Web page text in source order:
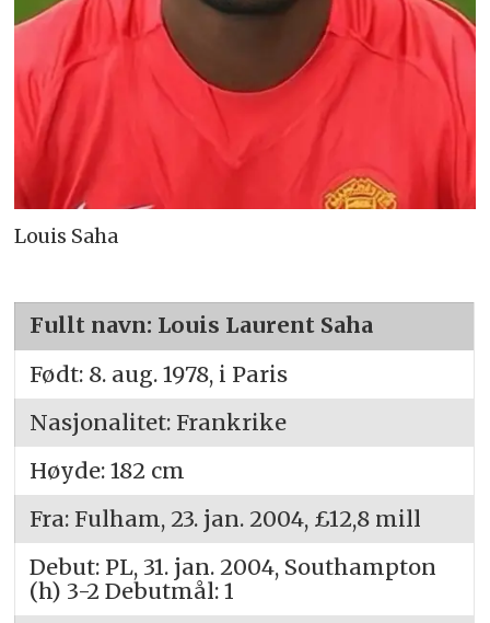
Louis Saha
Fullt navn: Louis Laurent Saha
Født: 8. aug. 1978, i Paris
Nasjonalitet: Frankrike
Høyde: 182 cm
Fra: Fulham, 23. jan. 2004, £12,8 mill
Debut: PL, 31. jan. 2004, Southampton
(h) 3-2 Debutmål: 1